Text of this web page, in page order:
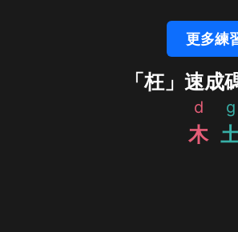
更多練
「枉」速成
d
木
g